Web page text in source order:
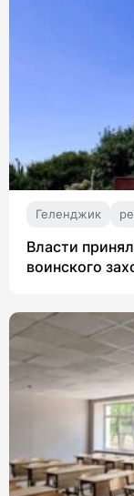
Геленджик
Власти
воинского